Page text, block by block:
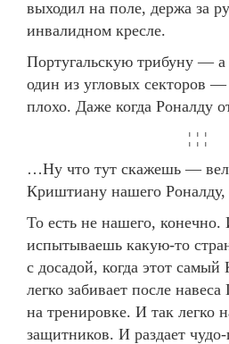
выходил на поле, держа за
инвалидном кресле.
Португальскую трибуну — а
один из угловых секторов
плохо. Даже когда Роналду
¦ ¦ ¦
…Ну что тут скажешь —
Криштиану нашего Роналду,
То есть не нашего, конечно.
испытываешь какую-то
с досадой, когда этот
легко забивает после
на тренировке. И так легко
защитников. И раздает